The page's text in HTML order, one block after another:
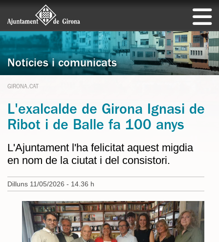
Notícies i comunicats
GIRONA.CAT
L'exalcalde de Girona Ignasi de
Ribot i de Balle fa 100 anys
L'Ajuntament l'ha felicitat aquest migdia
en nom de la ciutat i del consistori.
Dilluns 11/05/2026 - 14.36 h